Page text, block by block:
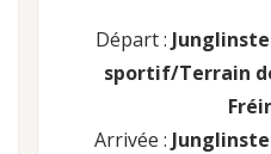
Départ :
sportif/Terrain
Arrivée :